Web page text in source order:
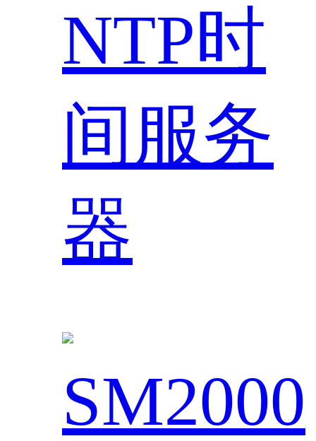
NTP时
间服务
器
SM2000